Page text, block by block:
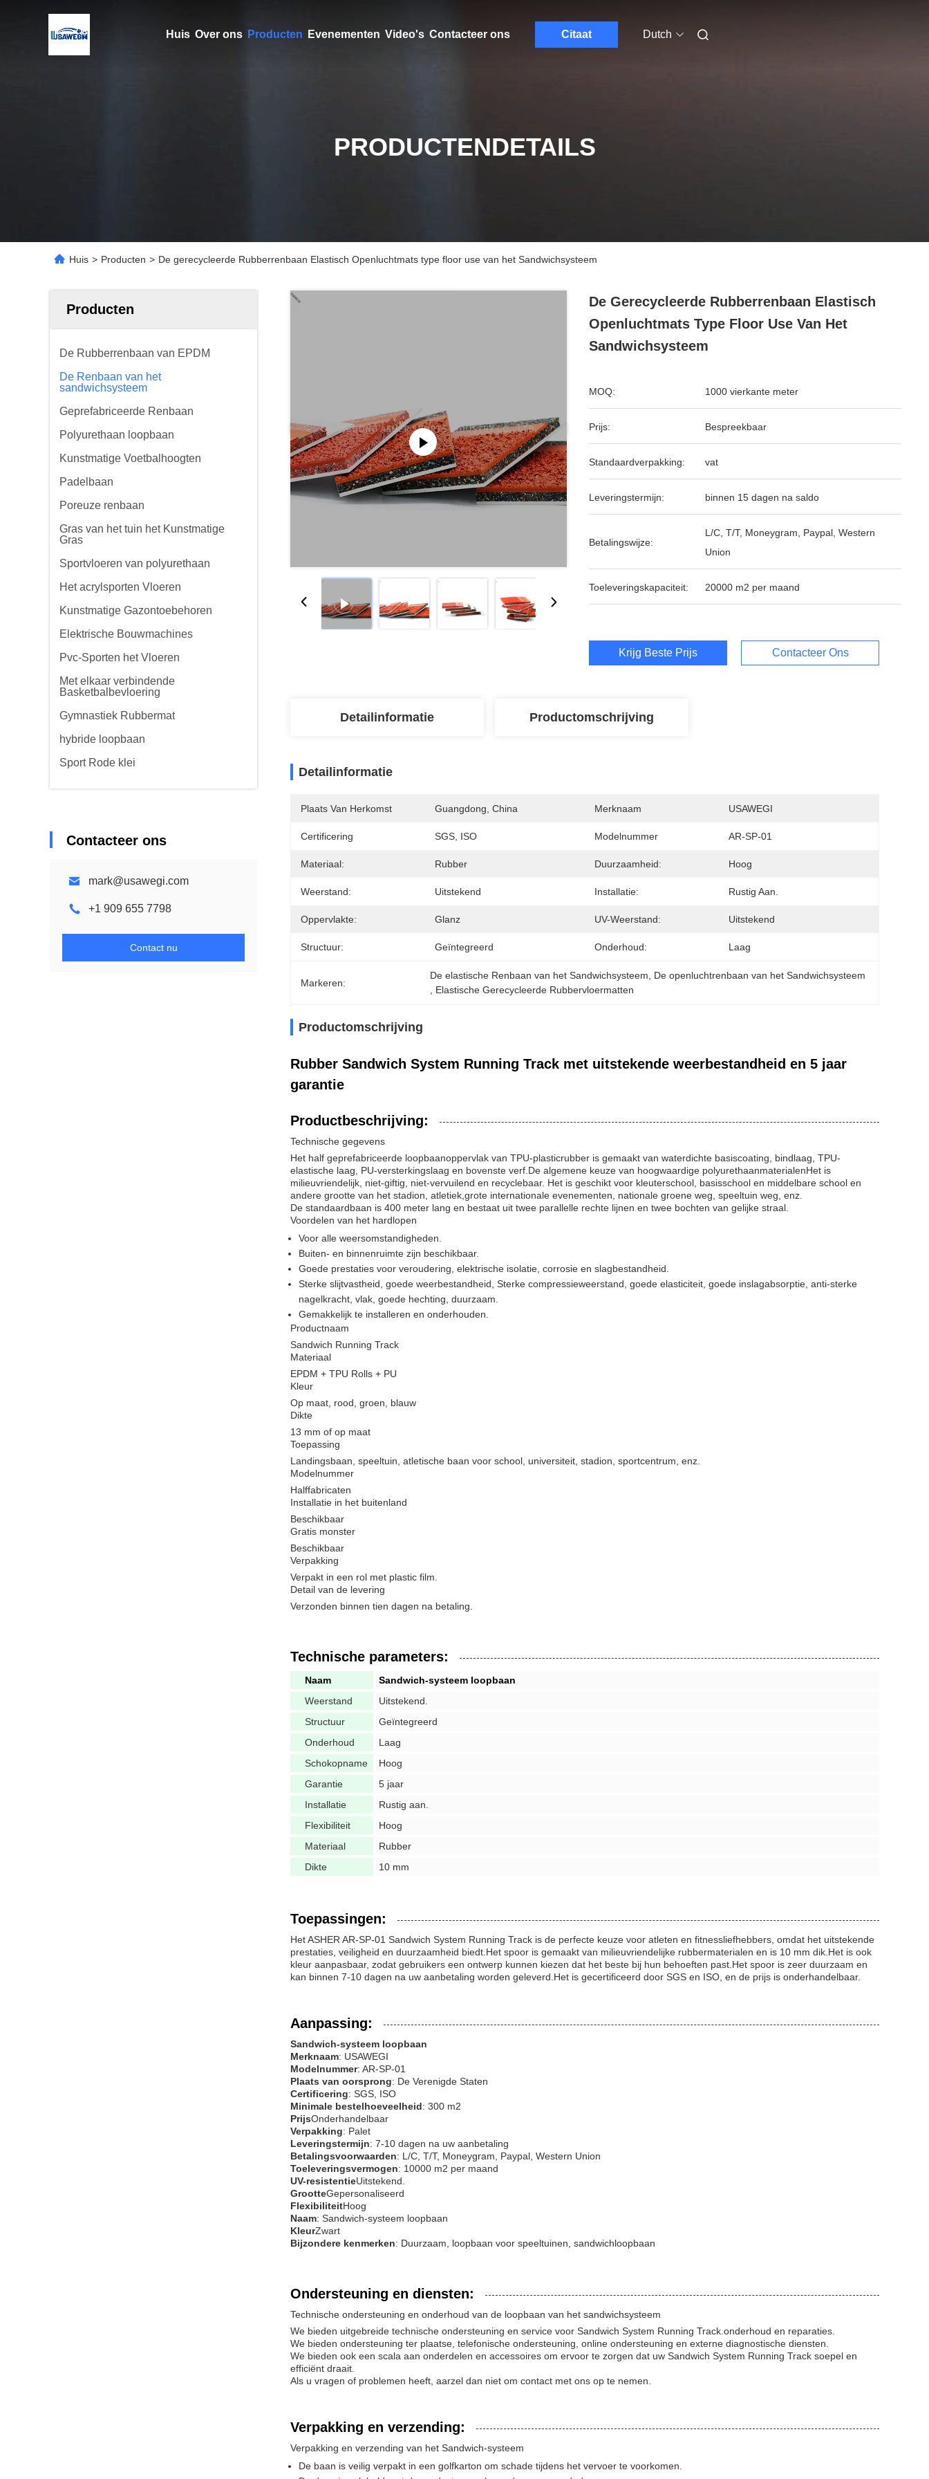
Huis Over ons Producten Evenementen Video's Contacteer ons Citaat Dutch
PRODUCTENDETAILS
Huis > Producten > De gerecycleerde Rubberrenbaan Elastisch Openluchtmats type floor use van het Sandwichsysteem
Producten
De Rubberrenbaan van EPDM
De Renbaan van het
sandwichsysteem
Geprefabriceerde Renbaan
Polyurethaan loopbaan
Kunstmatige Voetbalhoogten
Padelbaan
Poreuze renbaan
Gras van het tuin het Kunstmatige
Gras
Sportvloeren van polyurethaan
Het acrylsporten Vloeren
Kunstmatige Gazontoebehoren
Elektrische Bouwmachines
Pvc-Sporten het Vloeren
Met elkaar verbindende
Basketbalbevloering
Gymnastiek Rubbermat
hybride loopbaan
Sport Rode klei
Contacteer ons
mark@usawegi.com
+1 909 655 7798
Contact nu
De Gerecycleerde Rubberrenbaan Elastisch
Openluchtmats Type Floor Use Van Het
Sandwichsysteem
MOQ: 1000 vierkante meter
Prijs: Bespreekbaar
Standaardverpakking: vat
Leveringstermijn: binnen 15 dagen na saldo
Betalingswijze:
L/C, T/T, Moneygram, Paypal, Western
Union
Toeleveringskapaciteit: 20000 m2 per maand
Krijg Beste Prijs Contacteer Ons
Detailinformatie Productomschrijving
Detailinformatie
Plaats Van Herkomst Guangdong, China Merknaam USAWEGI
Certificering SGS, ISO Modelnummer AR-SP-01
Materiaal: Rubber Duurzaamheid: Hoog
Weerstand: Uitstekend Installatie: Rustig Aan.
Oppervlakte: Glanz UV-Weerstand: Uitstekend
Structuur: Geïntegreerd Onderhoud: Laag
Markeren:
De elastische Renbaan van het Sandwichsysteem
De openluchtrenbaan van het Sandwichsysteem
Elastische Gerecycleerde Rubbervloermatten
Productomschrijving
Rubber Sandwich System Running Track met uitstekende weerbestandheid en 5 jaar
garantie
Productbeschrijving:
Technische gegevens
Het half geprefabriceerde loopbaanoppervlak van TPU-plasticrubber is gemaakt van waterdichte basiscoating, bindlaag, TPU-
elastische laag, PU-versterkingslaag en bovenste verf.De algemene keuze van hoogwaardige polyurethaanmaterialenHet is
milieuvriendelijk, niet-giftig, niet-vervuilend en recyclebaar. Het is geschikt voor kleuterschool, basisschool en middelbare school en
andere grootte van het stadion, atletiek,grote internationale evenementen, nationale groene weg, speeltuin weg, enz.
De standaardbaan is 400 meter lang en bestaat uit twee parallelle rechte lijnen en twee bochten van gelijke straal.
Voordelen van het hardlopen
Voor alle weersomstandigheden.
Buiten- en binnenruimte zijn beschikbaar.
Goede prestaties voor veroudering, elektrische isolatie, corrosie en slagbestandheid.
Sterke slijtvastheid, goede weerbestandheid, Sterke compressieweerstand, goede elasticiteit, goede inslagabsorptie, anti-sterke
nagelkracht, vlak, goede hechting, duurzaam.
Gemakkelijk te installeren en onderhouden.
Productnaam
Sandwich Running Track
Materiaal
EPDM + TPU Rolls + PU
Kleur
Op maat, rood, groen, blauw
Dikte
13 mm of op maat
Toepassing
Landingsbaan, speeltuin, atletische baan voor school, universiteit, stadion, sportcentrum, enz.
Modelnummer
Halffabricaten
Installatie in het buitenland
Beschikbaar
Gratis monster
Beschikbaar
Verpakking
Verpakt in een rol met plastic film.
Detail van de levering
Verzonden binnen tien dagen na betaling.
Technische parameters:
Naam
Sandwich-systeem loopbaan
Weerstand
Uitstekend.
Structuur
Geïntegreerd
Onderhoud
Laag
Schokopname
Hoog
Garantie
5 jaar
Installatie
Rustig aan.
Flexibiliteit
Hoog
Materiaal
Rubber
Dikte
10 mm
Toepassingen:
Het ASHER AR-SP-01 Sandwich System Running Track is de perfecte keuze voor atleten en fitnessliefhebbers, omdat het uitstekende
prestaties, veiligheid en duurzaamheid biedt.Het spoor is gemaakt van milieuvriendelijke rubbermaterialen en is 10 mm dik.Het is ook
kleur aanpasbaar, zodat gebruikers een ontwerp kunnen kiezen dat het beste bij hun behoeften past.Het spoor is zeer duurzaam en
kan binnen 7-10 dagen na uw aanbetaling worden geleverd.Het is gecertificeerd door SGS en ISO, en de prijs is onderhandelbaar.
Aanpassing:
Sandwich-systeem loopbaan
Merknaam: USAWEGI
Modelnummer: AR-SP-01
Plaats van oorsprong: De Verenigde Staten
Certificering: SGS, ISO
Minimale bestelhoeveelheid: 300 m2
PrijsOnderhandelbaar
Verpakking: Palet
Leveringstermijn: 7-10 dagen na uw aanbetaling
Betalingsvoorwaarden: L/C, T/T, Moneygram, Paypal, Western Union
Toeleveringsvermogen: 10000 m2 per maand
UV-resistentieUitstekend.
GrootteGepersonaliseerd
FlexibiliteitHoog
Naam: Sandwich-systeem loopbaan
KleurZwart
Bijzondere kenmerken: Duurzaam, loopbaan voor speeltuinen, sandwichloopbaan
Ondersteuning en diensten:
Technische ondersteuning en onderhoud van de loopbaan van het sandwichsysteem
We bieden uitgebreide technische ondersteuning en service voor Sandwich System Running Track.onderhoud en reparaties.
We bieden ondersteuning ter plaatse, telefonische ondersteuning, online ondersteuning en externe diagnostische diensten.
We bieden ook een scala aan onderdelen en accessoires om ervoor te zorgen dat uw Sandwich System Running Track soepel en
efficiënt draait.
Als u vragen of problemen heeft, aarzel dan niet om contact met ons op te nemen.
Verpakking en verzending:
Verpakking en verzending van het Sandwich-systeem
De baan is veilig verpakt in een golfkarton om schade tijdens het vervoer te voorkomen.